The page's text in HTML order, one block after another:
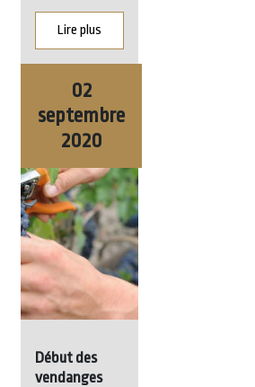
Lire plus
02
septembre
2020
Début des
vendanges